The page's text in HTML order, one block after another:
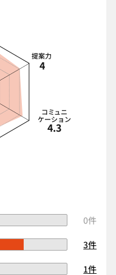
提案力
4
コミュニ
ケーション
4.3
0件
3件
1件